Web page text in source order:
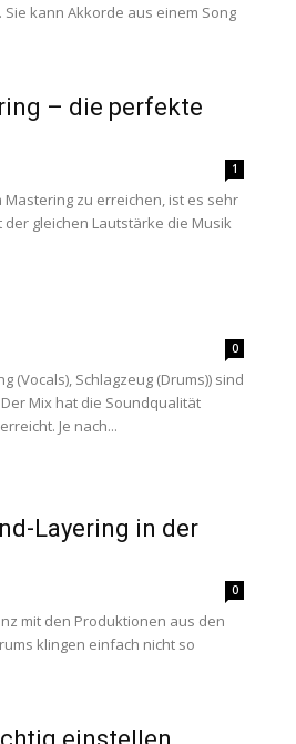
kann Akkorde aus einem Song
– die perfekte
1
zu erreichen, ist es sehr
gleichen Lautstärke die Musik
0
(Vocals), Schlagzeug (Drums)) sind
Mix hat die Soundqualität
Je nach...
Layering in der
0
mit den Produktionen aus den
klingen einfach nicht so